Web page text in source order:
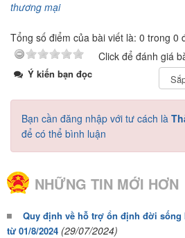
thương mại
Tổng số điểm của bài viết là: 0 trong 0
Click để đánh giá
Ý kiến bạn đọc
Bạn cần đăng nhập với tư cách là
để có thể bình luận
NHỮNG TIN MỚI HƠN
Quy định về hỗ trợ ổn định đời
từ 01/8/2024 (29/07/2024)